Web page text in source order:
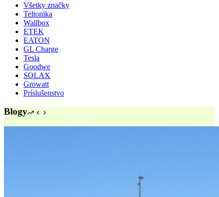
Všetky značky
Teltonika
Wallbox
ETEK
EATON
GL Charge
Tesla
Goodwe
SOLAX
Growatt
Príslušenstvo
Blogy